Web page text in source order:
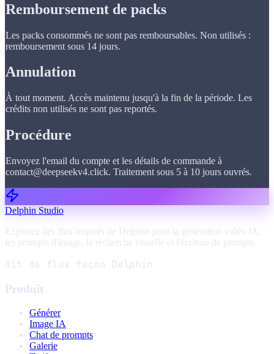
Remboursement de packs
Les packs consommés ne sont pas remboursables. Non utilisés :
remboursement sous 14 jours.
Annulation
À tout moment. Accès maintenu jusqu'à la fin de la période. Les
crédits non utilisés ne sont pas reportés.
Procédure
Envoyez l'email du compte et les détails de commande à
contact@deepseekv4.click. Traitement sous 5 à 10 jours ouvrés.
Delphin Studio
Explorez des flux inspirés de Delphin pour la génération vidéo IA,
les prompts d'image, la recherche visuelle et l'écriture de prompts.
Kit de flux façon Delphin
Produit
Générer
Image IA
Chat de prompts
Galerie